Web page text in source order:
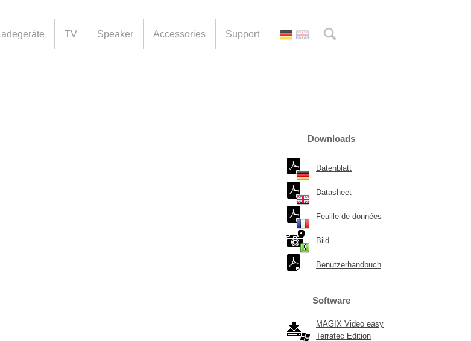
Ladegeräte TV Speaker Accessories Support
Downloads
Datenblatt
Datasheet
Feuille de données
Bild
Benutzerhandbuch
Software
MAGIX Video easy
Terratec Edition